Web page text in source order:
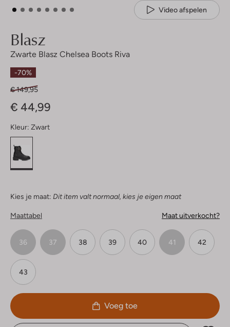
Video afspelen
Blasz
Zwarte Blasz Chelsea Boots Riva
-70%
€ 149,95
€ 44,99
Kleur: Zwart
Kies je maat: Dit item valt normaal, kies je eigen maat
Maattabel Maat uitverkocht?
36 37 38 39 40 41 42
43
Voeg toe